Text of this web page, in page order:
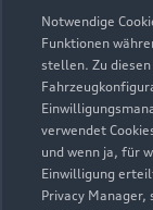
Notwendige
Funktionen
stellen. Zu
verwendet
und wenn ja, für
Einwilligung
Privacy
Verkauf
Service